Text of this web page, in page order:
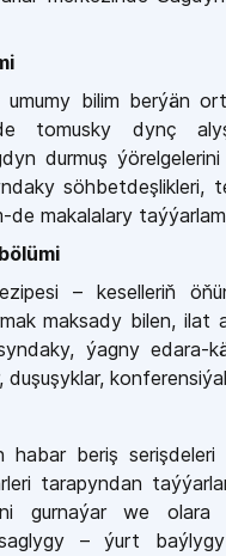
umumy bilim berýän
tomusky dynç
durmuş
söhbetdeşlikleri,
de makalalary
–keselleriň
maksady bilen, ilat
ýagny edara-
duşuşyklar,
habar beriş
tarapyndan
gurnaýar we
– ýurt